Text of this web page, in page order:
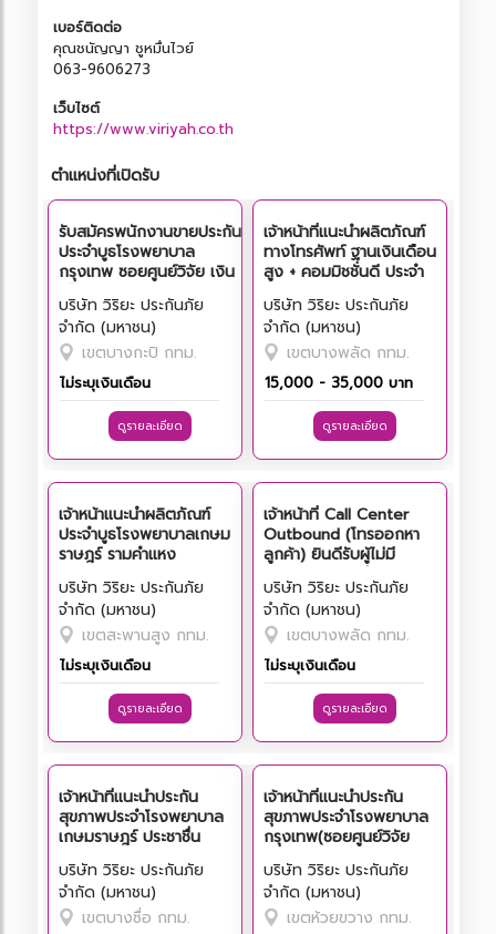
เบอร์ติดต่อ
คุณชนัญญา ชูหมื่นไวย์
063-9606273
เว็บไซต์
https://www.viriyah.co.th
ตำแหน่งที่เปิดรับ
รับสมัครพนักงานขายประกัน
ประจำบูธโรงพยาบาล
กรุงเทพ ซอยศูนย์วิจัย เงิน
คอมมิชชั่น สนใจโทร 02-
1297238
บริษัท วิริยะ ประกันภัย
จำกัด (มหาชน)
เขตบางกะปิ กทม.
ไม่ระบุเงินเดือน
ดูรายละเอียด
เจ้าหน้าที่แนะนำผลิตภัณฑ์
ทางโทรศัพท์ ฐานเงินเดือน
สูง + คอมมิชชั่นดี ประจำ
ลดิ้งส์ กรุงเทพฯ (ไม่จำเป็น
ต้องมีประสบการณ์)
บริษัท วิริยะ ประกันภัย
จำกัด (มหาชน)
เขตบางพลัด กทม.
15,000 - 35,000 บาท
ดูรายละเอียด
เจ้าหน้าแนะนำผลิตภัณฑ์
ประจำบูธโรงพยาบาลเกษม
ราษฎร์ รามคำแหง
บริษัท วิริยะ ประกันภัย
จำกัด (มหาชน)
เขตสะพานสูง กทม.
ไม่ระบุเงินเดือน
ดูรายละเอียด
เจ้าหน้าที่ Call Center
Outbound (โทรออกหา
ลูกค้า) ยินดีรับผู้ไม่มี
ประสบการณ์ มีฝึกอบรมให้
ก่อนเริ่มงาน มีฐานเงิน
เดือน+ค่าคอมมิชชั่น ประจำ
อาคารวิริยะพันธุ์โฮลดิ้งส์
บริษัท วิริยะ ประกันภัย
จำกัด (มหาชน)
เขตบางพลัด กทม.
ไม่ระบุเงินเดือน
ดูรายละเอียด
เจ้าหน้าที่แนะนำประกัน
สุขภาพประจำโรงพยาบาล
เกษมราษฎร์ ประชาชื่น
บริษัท วิริยะ ประกันภัย
จำกัด (มหาชน)
เขตบางซื่อ กทม.
เจ้าหน้าที่แนะนำประกัน
สุขภาพประจำโรงพยาบาล
กรุงเทพ(ซอยศูนย์วิจัย
บริษัท วิริยะ ประกันภัย
จำกัด (มหาชน)
เขตห้วยขวาง กทม.